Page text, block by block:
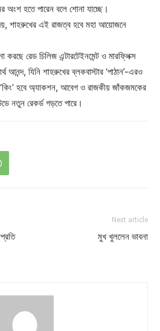
অংশ হতে পারেন বলে শোনা যাচ্ছে।
শাহরুখের এই রাজত্ব হবে মহা আয়োজনে
রেড চিলিজ এন্টারটেইনমেন্ট ও মারফ্লিক্স
আনন্দ, যিনি শাহরুখের ব্লকবাস্টার ‘পাঠান’-এরও
হবে অ্যাকশন, আবেগ ও রাজকীয় জাঁকজমকের
নতুন রেকর্ড গড়তে পারে।
Next article
মুখ খুললেন ভাবনা